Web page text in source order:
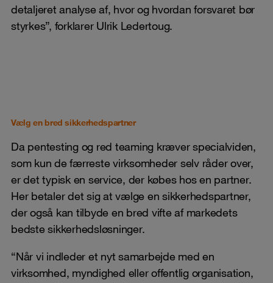
detaljeret analyse af, hvor og hvordan forsvaret bør
styrkes”, forklarer Ulrik Ledertoug.
Vælg en bred sikkerhedspartner
Da pentesting og red teaming kræver specialviden,
som kun de færreste virksomheder selv råder over,
er det typisk en service, der købes hos en partner.
Her betaler det sig at vælge en sikkerhedspartner,
der også kan tilbyde en bred vifte af markedets
bedste sikkerhedsløsninger.
“Når vi indleder et nyt samarbejde med en
virksomhed, myndighed eller offentlig organisation,